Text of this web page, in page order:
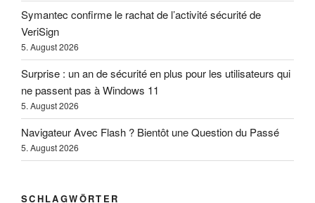
Symantec confirme le rachat de l’activité sécurité de
VeriSign
5. August 2026
Surprise : un an de sécurité en plus pour les utilisateurs qui
ne passent pas à Windows 11
5. August 2026
Navigateur Avec Flash ? Bientôt une Question du Passé
5. August 2026
SCHLAGWÖRTER